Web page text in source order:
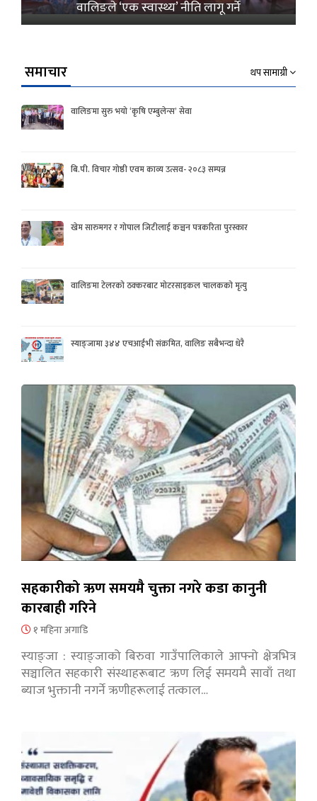
वालिङले ‘एक स्वास्थ्य’ नीति लागू गर्ने
समाचार थप सामाग्री
वालिङमा सुरु भयो ‘कृषि एम्बुलेन्स’ सेवा
बि.पी. विचार गोष्ठी एवम काव्य उत्सव- २०८३ सम्पन्न
खेम सारुमगर र गोपाल जिटीलाई कञ्चन पत्रकरिता पुरस्कार
वालिङमा टेलरको ठक्करबाट मोटरसाइकल चालकको मृत्यु
स्याङ्जामा ३४४ एचआईभी संक्रमित, वालिङ सबैभन्दा धेरै
सहकारीको ऋण समयमै चुक्ता नगरे कडा कानुनी
कारबाही गरिने
१ महिना अगाडि
स्याङ्जा : स्याङ्जाको बिरुवा गाउँपालिकाले आफ्नो क्षेत्रभित्र
सञ्चालित सहकारी संस्थाहरूबाट ऋण लिई समयमै सावाँ तथा
ब्याज भुक्तानी नगर्ने ऋणीहरूलाई तत्काल…